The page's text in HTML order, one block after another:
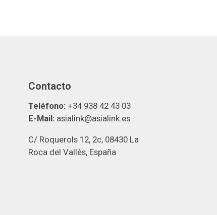
Contacto
Teléfono: +34 938 42 43 03
E-Mail: asialink@asialink.es
C/ Roquerols 12, 2c, 08430 La
Roca del Vallès, España